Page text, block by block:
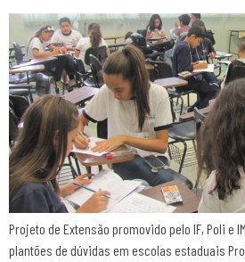
Projeto de Extensão promovido pelo IF, Poli e
plantões de dúvidas em escolas estaduais